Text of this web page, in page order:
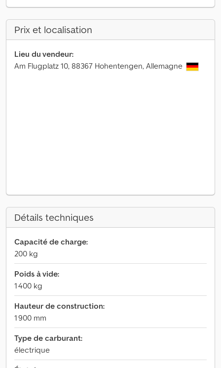
Prix et localisation
Lieu du vendeur:
Am Flugplatz 10, 88367 Hohentengen, Allemagne
Détails techniques
Capacité de charge:
200 kg
Poids à vide:
1 400 kg
Hauteur de construction:
1 900 mm
Type de carburant:
électrique